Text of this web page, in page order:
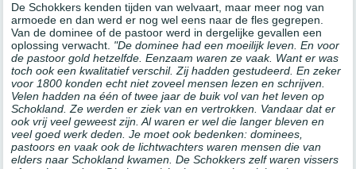
De Schokkers kenden tijden van welvaart, maar meer nog van
armoede en dan werd er nog wel eens naar de fles gegrepen.
Van de dominee of de pastoor werd in dergelijke gevallen een
oplossing verwacht. "De dominee had een moeilijk leven. En voor
de pastoor gold hetzelfde. Eenzaam waren ze vaak. Want er was
toch ook een kwalitatief verschil. Zij hadden gestudeerd. En zeker
voor 1800 konden echt niet zoveel mensen lezen en schrijven.
Velen hadden na één of twee jaar de buik vol van het leven op
Schokland. Ze werden er ziek van en vertrokken. Vandaar dat er
ook vrij veel geweest zijn. Al waren er wel die langer bleven en
veel goed werk deden. Je moet ook bedenken: dominees,
pastoors en vaak ook de lichtwachters waren mensen die van
elders naar Schokland kwamen. De Schokkers zelf waren vissers